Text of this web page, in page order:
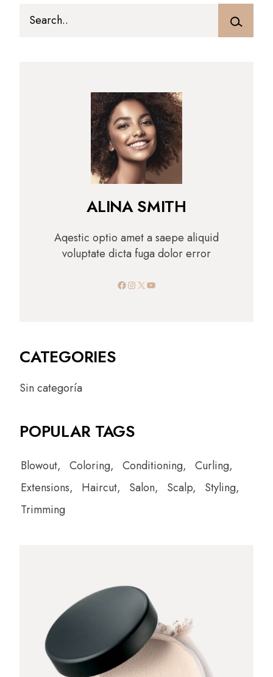
ALINA SMITH
Aqestic optio amet a saepe aliquid
voluptate dicta fuga dolor error
CATEGORIES
Sin categoría
POPULAR TAGS
Blowout Coloring Conditioning
Curling
Extensions
Haircut Salon Scalp
Styling
Trimming